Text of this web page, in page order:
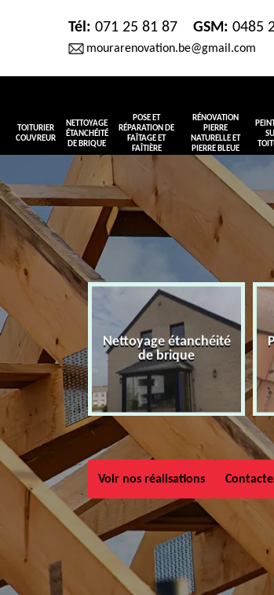
Tél: 071 25 81 87 GSM: 0485
mourarenovation.be@gmail.com
TOITURIER
COUVREUR
NETTOYAGE
ÉTANCHÉITÉ
DE BRIQUE
POSE ET
RÉPARATION DE
FAÎTAGE ET
FAÎTIÈRE
RÉNOVATION
PIERRE
NATURELLE ET
PIERRE BLEUE
Nettoyage étanchéité
de brique
Voir nos réalisations